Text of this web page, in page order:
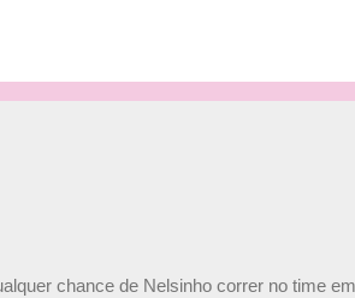
chance de Nelsinho correr no time